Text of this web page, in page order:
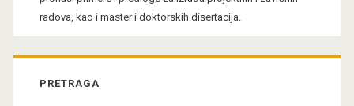
radova, kao i master i doktorskih disertacija.
PRETRAGA